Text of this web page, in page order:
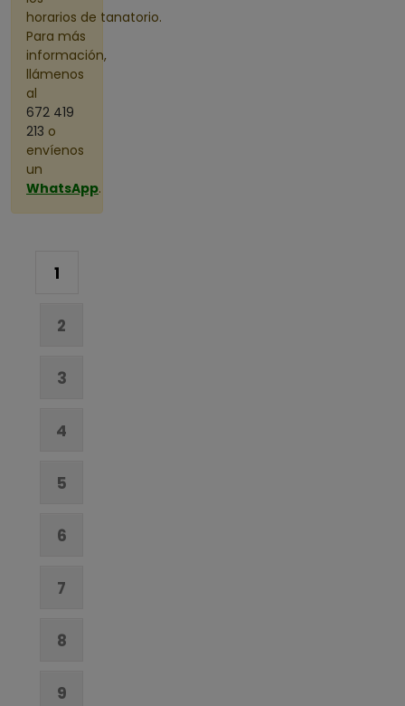
horarios de tanatorio.
Para más
información,
llámenos
al
672 419
213 o
envíenos
un
WhatsApp.
1
2
3
4
5
6
7
8
9